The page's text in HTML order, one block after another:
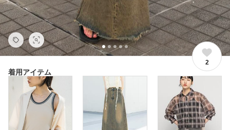
2
着用アイテム